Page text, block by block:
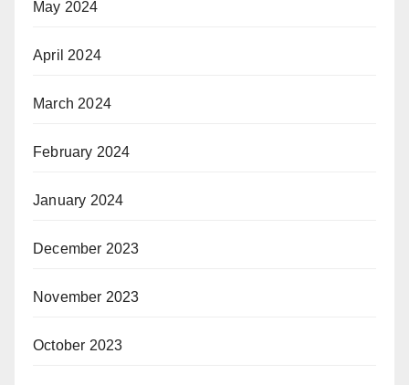
May 2024
April 2024
March 2024
February 2024
January 2024
December 2023
November 2023
October 2023